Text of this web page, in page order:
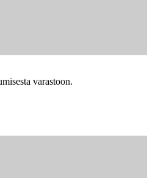
varastoon.